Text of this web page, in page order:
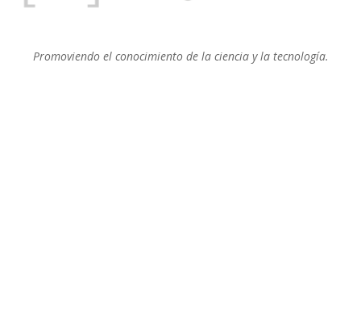
Promoviendo el conocimiento de la ciencia y la tecnología.